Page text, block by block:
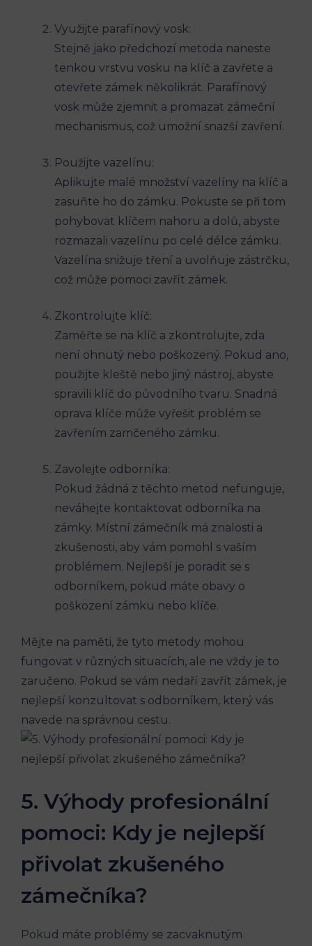
Využijte⁣ parafínový vosk:
Stejně jako předchozí metoda naneste
tenkou vrstvu vosku na klíč ⁢a zavřete a
otevřete zámek několikrát. ​Parafínový
vosk může zjemnit⁣ a promazat ​zámeční
mechanismus, ​což ⁣umožní snazší zavření.
Použijte vazelínu:
Aplikujte malé množství vazelíny na klíč a⁣
zasuňte ⁣ho do zámku. Pokuste se při tom
pohybovat ⁢klíčem nahoru⁢ a dolů, abyste
⁤rozmazali vazelínu⁣ po celé délce zámku.
Vazelína snižuje tření a⁤ uvolňuje ⁢zástrčku,
což může pomoci zavřít zámek.
Zkontrolujte ‍klíč:
Zaměřte se na⁣ klíč a zkontrolujte, zda
není ohnutý⁣ nebo poškozený. Pokud ano,
použijte ⁢kleště nebo jiný nástroj, ⁢abyste
spravili klíč do původního tvaru. Snadná
oprava ⁤klíče může ⁢vyřešit problém se
⁣zavřením zamčeného zámku.
Zavolejte odborníka:
Pokud žádná z těchto metod nefunguje,
neváhejte‌ kontaktovat​ odborníka ⁤na⁣
zámky. Místní⁣ zámečník​ má ⁣znalosti a
zkušenosti, aby ​vám⁤ pomohl s vaším⁤
problémem.​ Nejlepší je poradit se ‍s
odborníkem, pokud máte obavy o
poškození zámku nebo klíče.
Mějte na⁤ paměti, ‌že⁤ tyto metody‌ mohou
⁣fungovat v různých⁣ situacích, ‌ale ne vždy je ‌to
zaručeno. Pokud se vám nedaří zavřít zámek, je
nejlepší ‍konzultovat ‌s odborníkem, který vás
⁤navede ⁤na správnou ‌cestu.
5. Výhody profesionální
‍pomoci: Kdy je nejlepší
přivolat‍ zkušeného
zámečníka?
Pokud máte problémy se zacvaknutým